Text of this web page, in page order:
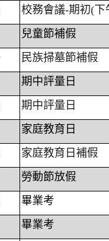
校務會議-期初(下
兒童節補假
民族掃墓節補假
期中評量日
期中評量日
家庭教育日
家庭教育日補假
勞動節放假
畢業考
畢業考